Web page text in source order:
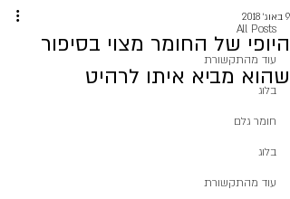
All Posts
עוד מהתקשורת
בלוג
חומר גלם
בלוג
עוד מהתקשורת
היופי של החומר מצוי בסיפור
שהוא מביא איתו לרהיט
9 באוג׳ 2018